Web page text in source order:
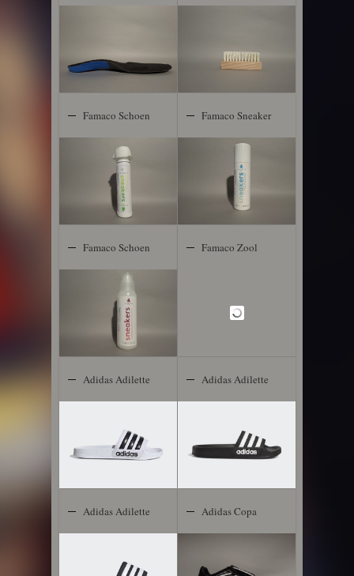
Famaco Schoen
Famaco Sneaker
Famaco Schoen
Famaco Zool
Adidas Adilette
Adidas Adilette
Adidas Adilette
Adidas Copa